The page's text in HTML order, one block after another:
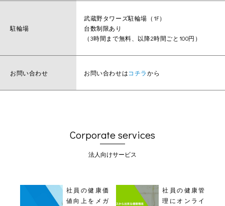
駐輪場
武蔵野タワーズ駐輪場（1F）
台数制限あり
（3時間まで無料、以降2時間ごと100円）
お問い合わせ お問い合わせはコチラから
Corporate services
法人向けサービス
社員の健康価
値向上をメガ
社員の健康管
理にオンライ